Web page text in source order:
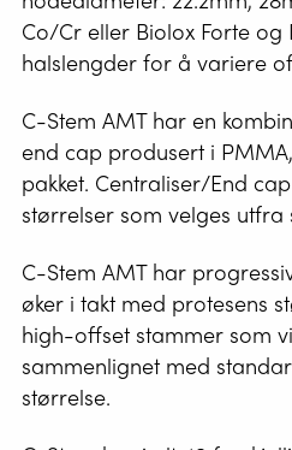
Co/Cr eller Biolox Forte
halslengder for å variere
C-Stem AMT har en
end cap produsert i
pakket. Centraliser/End
størrelser som velges utfra
C-Stem AMT har
øker i takt med protesens
high-offset stammer som
sammenlignet med
størrelse.